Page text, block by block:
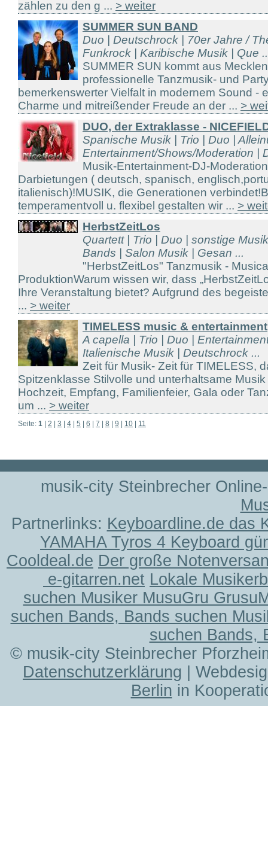
zählen zu den g ... > weiter
SUMMER SUN BAND
Duo | Deutschrock | 70er Jahre /
Funkrock | Karibische Musik | Que
SUMMER SUN kommt aus
professionelle Tanzmusik- und
bemerkenswerter Vielfalt in modernem Sound -
Charme und mitreißender Freude an der ... >
DUO, der Extraklasse -
Spanische Musik | Trio | Duo |
Entertainment/Shows/Moderation |
Musik-Entertainment-DJ-
Darbietungen ( deutsch, spanisch,
italienisch)!MUSIK, die Generationen
temperamentvoll u. flexibel gestalten wir ... >
HerbstZeitLos
Quartett | Trio | Duo | sonstige
Bands | Salon Musik | Gesan ...
"HerbstZeitLos" Tanzmusik -
ProduktionWarum wissen wir, dass
Ihre Veranstaltung bietet? Aufgrund des
... > weiter
TIMELESS music & entertainment
A capella | Trio | Duo |
Italienische Musik | Deutschrock ...
Zeit für Musik- Zeit für TIMELESS,
Spitzenklasse Stilvolle und unterhaltsame
Hochzeit, Empfang, Familienfeier, Gala oder
um ... > weiter
Seite: 1 2 3 4 5 6 7 8 9 10 11
musik-city Steinbrecher
Partnerlinks: Keyboardline.de das
YAMAHA Tyros 4 Keyboard
Cooldeal.de Der große
e-gitarren.net Lokale
suchen Musiker MusuGru
suchen Bands, Bands suchen
suchen Bands,
© musik-city Steinbrecher
Datenschutzerklärung |
Berlin in